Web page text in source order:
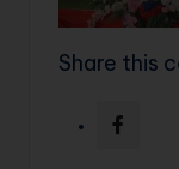
Share this